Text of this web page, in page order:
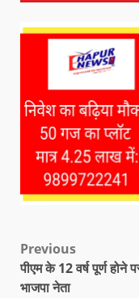
Previous
पीएम के 12 वर्ष पूर्ण
भाजपा नेता